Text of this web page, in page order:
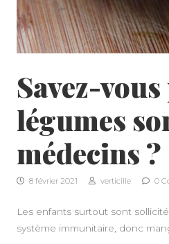
Savez-
légumes
médecins ?
8 février 2021 verticille 0
Les enfants surtout sont
système immunitaire, donc